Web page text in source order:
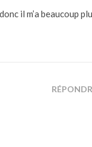
il m’a beaucoup plu